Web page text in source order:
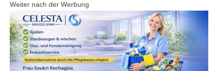
Weiter nach der Werbung